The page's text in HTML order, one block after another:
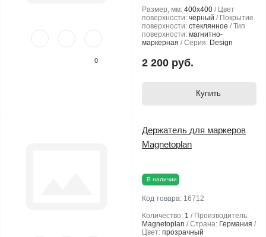
0
Размер, мм: 400х400
Цвет
поверхности: черный
Покрытие
поверхности: стеклянное
Тип
поверхности: магнитно-
маркерная
Серия: Design
2 200 руб.
Купить
Держатель для маркеров
Magnetoplan
В наличии
Код товара: 16712
Количество: 1
Производитель:
Magnetoplan
Страна: Германия
Цвет: прозрачный